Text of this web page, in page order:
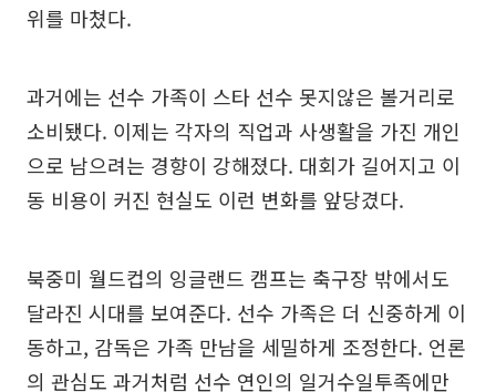
위를 마쳤다.
과거에는 선수 가족이 스타 선수 못지않은 볼거리로
소비됐다. 이제는 각자의 직업과 사생활을 가진 개인
으로 남으려는 경향이 강해졌다. 대회가 길어지고 이
동 비용이 커진 현실도 이런 변화를 앞당겼다.
북중미 월드컵의 잉글랜드 캠프는 축구장 밖에서도
달라진 시대를 보여준다. 선수 가족은 더 신중하게 이
동하고, 감독은 가족 만남을 세밀하게 조정한다. 언론
의 관심도 과거처럼 선수 연인의 일거수일투족에만